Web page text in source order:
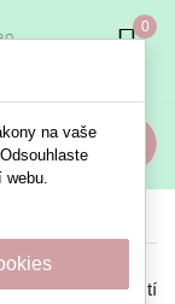
0
Vyhledat
je součástí
na vaše
webu.